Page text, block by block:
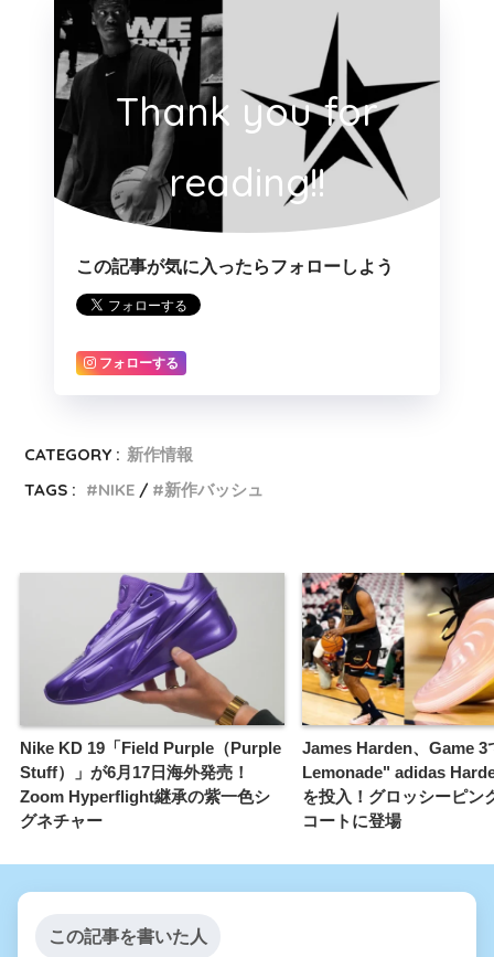
Thank you for
reading!!
この記事が気に入ったらフォローしよう
フォローする
CATEGORY : 新作情報
TAGS :
NIKE 新作バッシュ
Nike KD 19「Field Purple（Purple
Stuff）」が6月17日海外発売！
Zoom Hyperflight継承の紫一色シ
グネチャー
James Harden、Game 3
Lemonade" adidas
を投入！グロッシーピン
コートに登場
この記事を書いた人